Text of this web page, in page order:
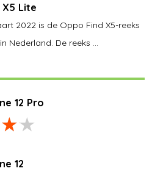
Lite
2022 is de Oppo Find X5-reeks
Nederland. De reeks ...
12 Pro
12